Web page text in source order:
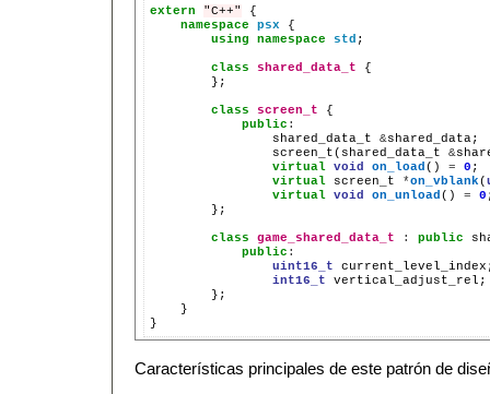
extern "C++"
namespace
psx
using
namespace std ;
class shared_data_t
};
class screen_t
public :
shared_data_t
&
screen_t(shared_data_t
&
virtual
void on_load () = 0
virtual
screen_t *on_vblank(
virtual
void on_unload () =
0
};
class game_shared_data_t : public
public :
uint16_t
int16_t
}
Características principales de este patrón de